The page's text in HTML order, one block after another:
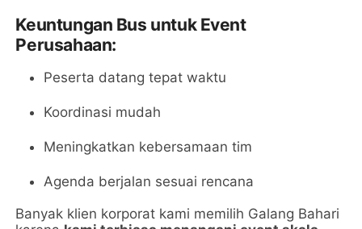
Keuntungan Bus untuk Event
Perusahaan:
Peserta datang tepat waktu
Koordinasi mudah
Meningkatkan kebersamaan tim
Agenda berjalan sesuai rencana
Banyak klien korporat kami memilih Galang Bahari